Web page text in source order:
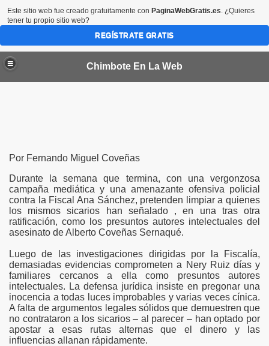
Chimbote En La Web
Por Fernando Miguel Coveñas
Durante la semana que termina, con una vergonzosa
campaña mediática y una amenazante ofensiva policial
contra la Fiscal Ana Sánchez, pretenden limpiar a quienes
los mismos sicarios han señalado , en una tras otra
ratificación, como los presuntos autores intelectuales del
asesinato de Alberto Coveñas Sernaqué.
Luego de las investigaciones dirigidas por la Fiscalía,
demasiadas evidencias comprometen a Nery Ruiz días y
familiares cercanos a ella como presuntos autores
intelectuales. La defensa jurídica insiste en pregonar una
inocencia a todas luces improbables y varias veces cínica.
A falta de argumentos legales sólidos que demuestren que
no contrataron a los sicarios – al parecer – han optado por
apostar a esas rutas alternas que el dinero y las
influencias allanan rápidamente.
Chimbote
Este sitio web fue creado gratuitamente con PaginaWebGratis.es. ¿Quieres
tener tu propio sitio web?
REGÍSTRATE GRATIS